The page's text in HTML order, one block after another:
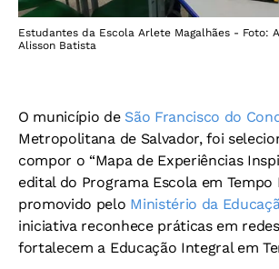
Estudantes da Escola Arlete Magalhães - Foto:
Alisson Batista
O município de São Francisco do
Metropolitana de Salvador, foi
compor o “Mapa de Experiências
edital do Programa Escola em Tempo
promovido pelo Ministério da
iniciativa reconhece práticas em
fortalecem a Educação Integral em